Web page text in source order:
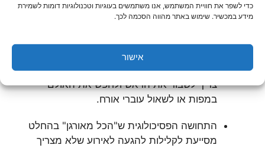
כדי לשפר את חוויית המשתמש, אנו משתמשים בעוגיות וטכנולוגיות דומות לשמירת
מידע במכשיר. שימוש באתר מהווה הסכמה לכך.
אישור
הזאת.
אנחנו מצוידים בתוכנת ניווט משוכללת) ולכן
הסעה מרוכזת פותרת לנו את הבעיה שכן לא
צריך לשבור את הראש ולחפש את האולם
במפות או לשאול עוברי אורח.
התחושה הפסיכולוגית ש"הכל מאורגן" בהחלט
מסייעת לקלילות להגעה לאירוע שלא מצריך